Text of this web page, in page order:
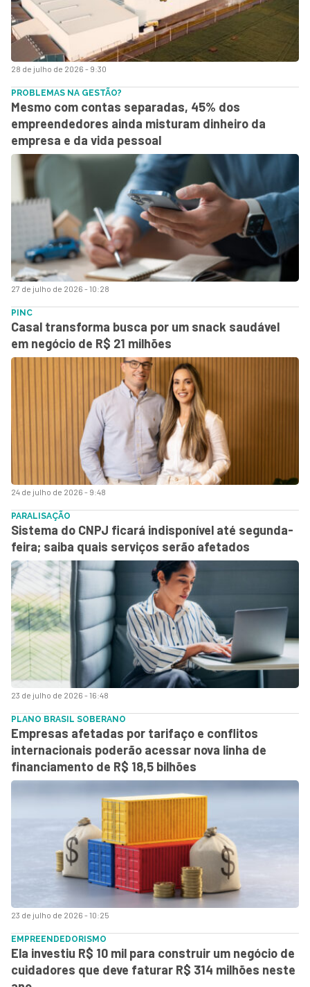
28 de julho de 2026 - 9:30
27 de julho de 2026 - 10:28
PROBLEMAS NA GESTÃO?
Mesmo com contas separadas, 45% dos
empreendedores ainda misturam dinheiro da
empresa e da vida pessoal
24 de julho de 2026 - 9:48
PINC
Casal transforma busca por um snack saudável
em negócio de R$ 21 milhões
23 de julho de 2026 - 16:48
PARALISAÇÃO
Sistema do CNPJ ficará indisponível até segunda-
feira; saiba quais serviços serão afetados
23 de julho de 2026 - 10:25
PLANO BRASIL SOBERANO
Empresas afetadas por tarifaço e conflitos
internacionais poderão acessar nova linha de
financiamento de R$ 18,5 bilhões
EMPREENDEDORISMO
Ela investiu R$ 10 mil para construir um negócio de
cuidadores que deve faturar R$ 314 milhões neste